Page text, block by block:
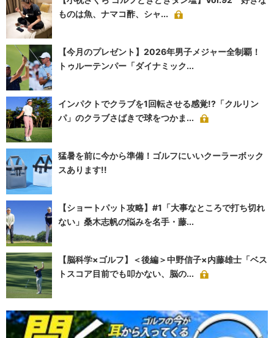
ものは魚、ナマコ酢、シャ...
【今月のプレゼント】2026年男子メジャー全制覇！
トゥルーテンパー「ダイナミック...
インパクトでクラブを1回転させる感覚!?「クルリン
パ」のクラブさばきで球をつかま...
猛暑を前に今から準備！ゴルフにいいクーラーボック
スあります!!
【ショートパット攻略】#1「大事なところで打ち切れ
ない」桑木志帆の悩みを名手・藤...
【脳科学×ゴルフ】＜後編＞中野信子×内藤雄士「ベス
トスコア目前でも叩かない、脳の...